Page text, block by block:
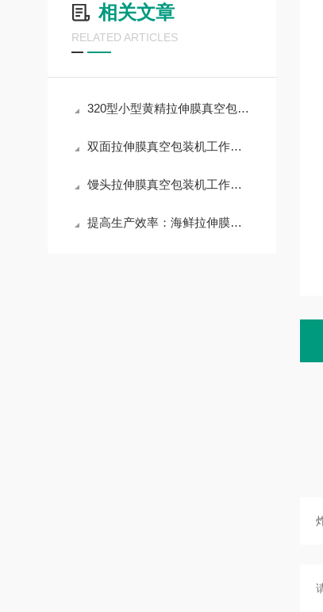
相关文章
RELATED ARTICLES
320型小型黄精拉伸膜真空包装机维护保养日常
双面拉伸膜真空包装机工作原理
馒头拉伸膜真空包装机工作原理
提高生产效率：海鲜拉伸膜真空包装机操作指南